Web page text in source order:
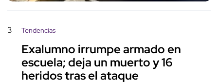
3 Tendencias
Exalumno irrumpe armado en
escuela; deja un muerto y 16
heridos tras el ataque